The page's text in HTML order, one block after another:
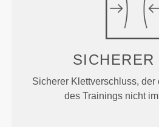
SICHERER
Sicherer Klettverschluss, der
des Trainings nicht